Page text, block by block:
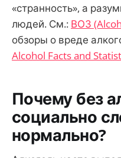
«странность», а
людей. См.: ВОЗ
обзоры о вреде
Alcohol Facts and
Почему без
социально
нормально?